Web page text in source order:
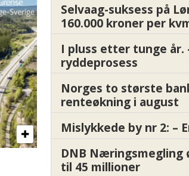
Selvaag-suksess på
160.000 kroner per
I pluss etter tunge år.
ryddeprosess
Norges to største
renteøkning i august
Mislykkede by nr 2: –
DNB
til 45 millioner